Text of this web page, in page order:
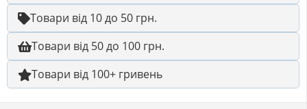
Товари від 10 до 50 грн.
Товари від 50 до 100 грн.
Товари від 100+ гривень